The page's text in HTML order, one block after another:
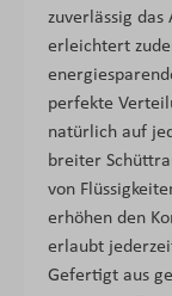
zuverlässig das
erleichtert
perfekte
natürlich auf
breiter
von
erhöhen den
erlaubt
Gefertigt aus